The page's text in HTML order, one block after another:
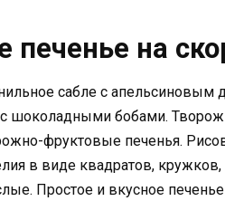
на
сабле с
шоколадными бобами.
фруктовые печенья.
в виде квадратов,
Простое и вкусное